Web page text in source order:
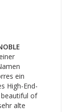
ein
High-End-
of
alte